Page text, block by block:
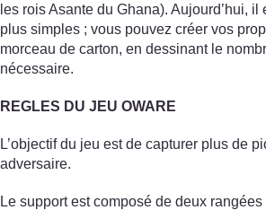
les rois Asante du Ghana). Aujourd’hui,
plus simples ; vous pouvez créer vos
morceau de carton, en dessinant le
nécessaire.
REGLES DU JEU OWARE
L’objectif du jeu est de capturer plus de
adversaire.
Le support est composé de deux